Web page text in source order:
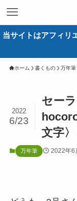
当サイトはアフィリ
ホーム 書くもの 万年筆
セー
文字
2022
6/23
万年筆 2022年6